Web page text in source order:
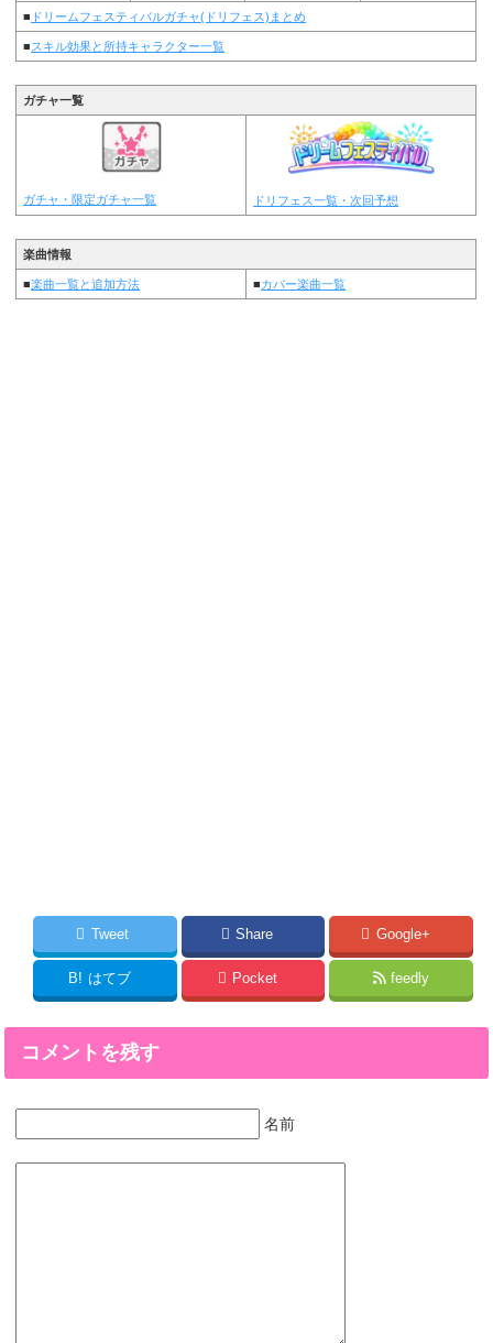
■ ドリームフェスティバルガチャ(ドリフェス)まとめ
■スキル効果と所持キャラクター一覧
ガチャ一覧
ガチャ・限定ガチャ一覧 ドリフェス一覧・次回予想
楽曲情報
■楽曲一覧と追加方法 ■カバー楽曲一覧
Tweet Share Google+
B! はてブ Pocket feedly
コメントを残す
名前